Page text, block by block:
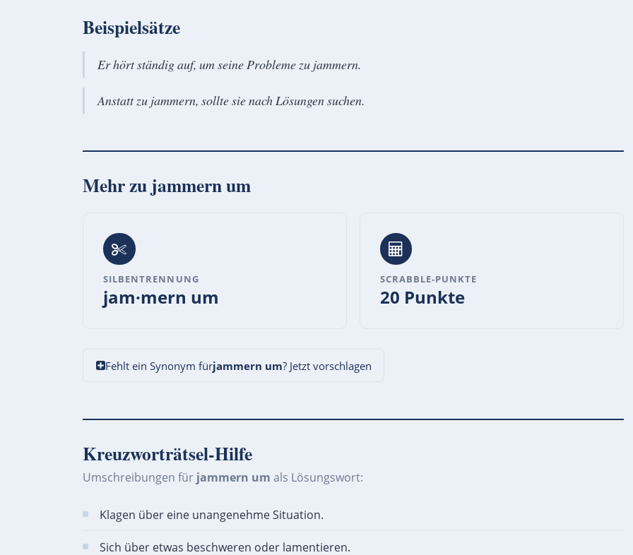
Beispielsätze
Er hört ständig auf, um seine Probleme zu jammern.
Anstatt zu jammern, sollte sie nach Lösungen suchen.
Mehr zujammern um
SILBENTRENNUNG
jam·mern um
SCRABBLE-PUNKTE
20 Punkte
Fehlt ein Synonym fürjammern um? Jetzt vorschlagen
Kreuzworträtsel-Hilfe
Umschreibungen für jammern um als Lösungswort:
Klagen über eine unangenehme Situation.
Sich über etwas beschweren oder lamentieren.